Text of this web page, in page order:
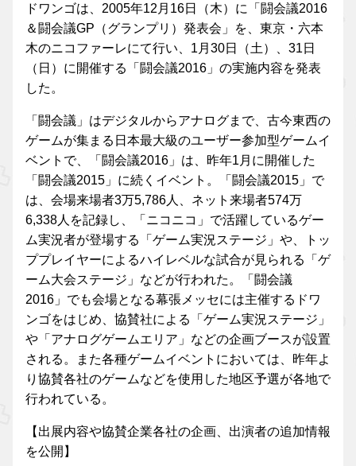
ドワンゴは、2005年12月16日（木）に「闘会議2016
＆闘会議GP（グランプリ）発表会」を、東京・六本
木のニコファーレにて行い、1月30日（土）、31日
（日）に開催する「闘会議2016」の実施内容を発表
した。
「闘会議」はデジタルからアナログまで、古今東西の
ゲームが集まる日本最大級のユーザー参加型ゲームイ
ベントで、「闘会議2016」は、昨年1月に開催した
「闘会議2015」に続くイベント。「闘会議2015」で
は、会場来場者3万5,786人、ネット来場者574万
6,338人を記録し、「ニコニコ」で活躍しているゲー
ム実況者が登場する「ゲーム実況ステージ」や、トッ
ププレイヤーによるハイレベルな試合が見られる「ゲ
ーム大会ステージ」などが行われた。「闘会議
2016」でも会場となる幕張メッセには主催するドワ
ンゴをはじめ、協賛社による「ゲーム実況ステージ」
や「アナログゲームエリア」などの企画ブースが設置
される。また各種ゲームイベントにおいては、昨年よ
り協賛各社のゲームなどを使用した地区予選が各地で
行われている。
【出展内容や協賛企業各社の企画、出演者の追加情報
を公開】